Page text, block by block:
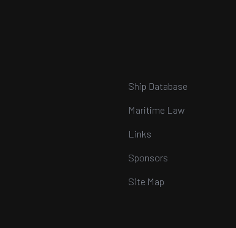
Ship Database
Maritime Law
Links
Sponsors
Site Map